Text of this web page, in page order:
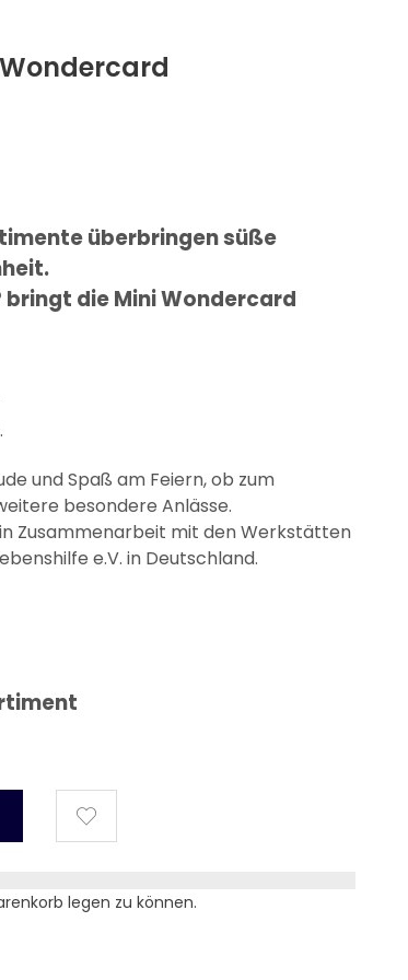
überbringen süße
die Mini Wondercard
und Spaß am Feiern, ob zum
besondere Anlässe.
Zusammenarbeit mit den Werkstätten
e.V. in Deutschland.
legen zu können.